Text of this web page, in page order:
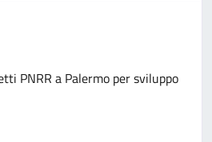
infrastrutture e servizi grazie ai